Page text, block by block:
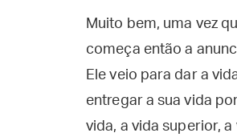
Muito bem, uma vez
começa então a
Ele veio para dar a
entregar a sua vida
vida, a vida superior,